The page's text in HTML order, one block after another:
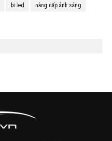
bi led nâng cấp ánh sáng